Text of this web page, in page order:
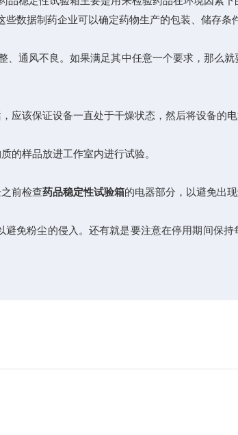
数据制药企业可以确定药物生产的包装、储存条
通风不良。如果满足其中任意一个要求，那么就
该保证设备一直处于干燥状态，然后将设备的电
样品放进工作室内进行试验。
前检查药品稳定性试验箱的电器部分，以避免出现
粉尘的侵入。还有就是要注意在停用期间保持